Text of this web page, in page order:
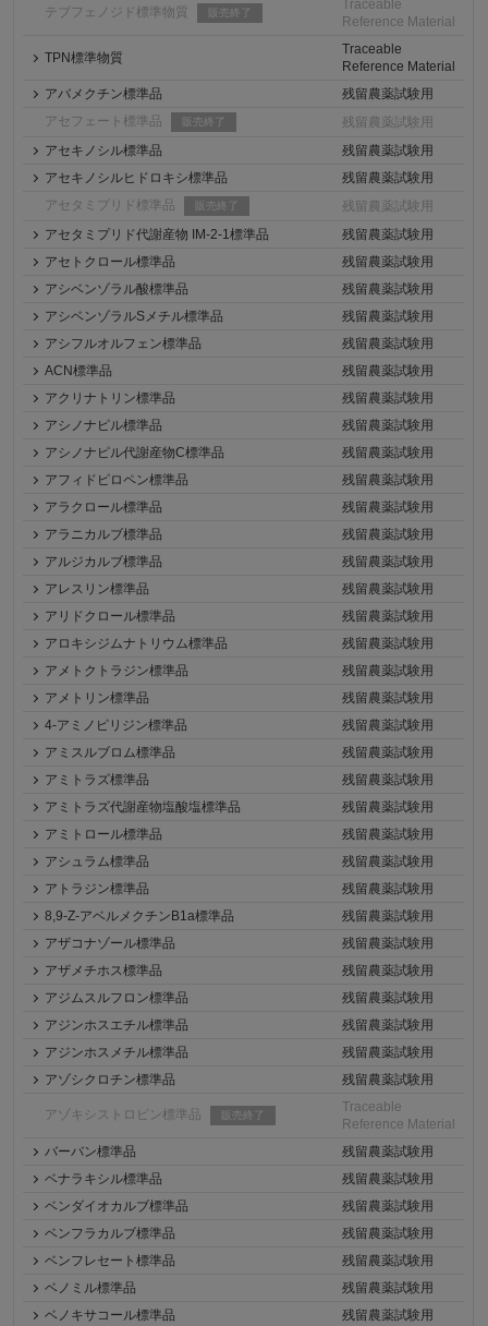
テブフェノジド標準物質 販売終了
Traceable
Reference Material
TPN標準物質
Traceable
Reference Material
アバメクチン標準品
残留農薬試験用
アセフェート標準品
販売終了
残留農薬試験用
アセキノシル標準品
残留農薬試験用
アセキノシルヒドロキシ標準品
残留農薬試験用
アセタミプリド標準品
販売終了
残留農薬試験用
アセタミプリド代謝産物 IM-2-1標準品
残留農薬試験用
アセトクロール標準品
残留農薬試験用
アシベンゾラル酸標準品
残留農薬試験用
アシベンゾラルSメチル標準品
残留農薬試験用
アシフルオルフェン標準品
残留農薬試験用
ACN標準品
残留農薬試験用
アクリナトリン標準品
残留農薬試験用
アシノナピル標準品
残留農薬試験用
アシノナピル代謝産物C標準品
残留農薬試験用
アフィドピロペン標準品
残留農薬試験用
アラクロール標準品
残留農薬試験用
アラニカルブ標準品
残留農薬試験用
アルジカルブ標準品
残留農薬試験用
アレスリン標準品
残留農薬試験用
アリドクロール標準品
残留農薬試験用
アロキシジムナトリウム標準品
残留農薬試験用
アメトクトラジン標準品
残留農薬試験用
アメトリン標準品
残留農薬試験用
4-アミノピリジン標準品
残留農薬試験用
アミスルブロム標準品
残留農薬試験用
アミトラズ標準品
残留農薬試験用
アミトラズ代謝産物塩酸塩標準品
残留農薬試験用
アミトロール標準品
残留農薬試験用
アシュラム標準品
残留農薬試験用
アトラジン標準品
残留農薬試験用
8,9-Z-アベルメクチンB1a標準品
残留農薬試験用
アザコナゾール標準品
残留農薬試験用
アザメチホス標準品
残留農薬試験用
アジムスルフロン標準品
残留農薬試験用
アジンホスエチル標準品
残留農薬試験用
アジンホスメチル標準品
残留農薬試験用
アゾシクロチン標準品
残留農薬試験用
アゾキシストロビン標準品 販売終了
Traceable
Reference Material
バーバン標準品
残留農薬試験用
ベナラキシル標準品
残留農薬試験用
ベンダイオカルブ標準品
残留農薬試験用
ベンフラカルブ標準品
残留農薬試験用
ベンフレセート標準品
残留農薬試験用
ベノミル標準品
残留農薬試験用
ベノキサコール標準品
残留農薬試験用